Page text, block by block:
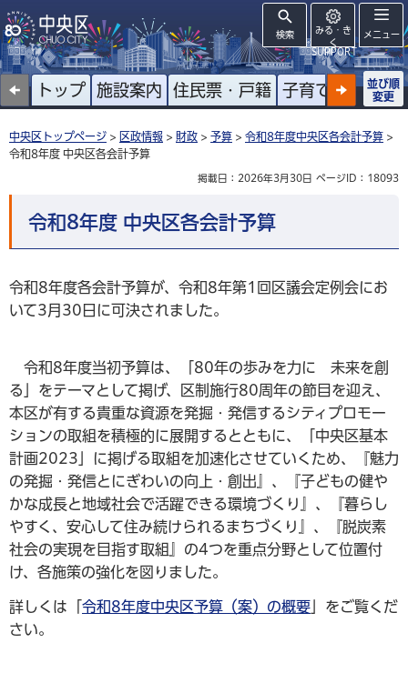
検索
みる・き
く
SUPPORT
メニュー
トップ 施設案内 住民票・戸籍 子育て 高齢者
並び順
変更
中央区トップページ > 区政情報 > 財政 > 予算 > 令和8年度中央区各会計予算 >
令和8年度 中央区各会計予算
掲載日：2026年3月30日 ページID：18093
令和8年度 中央区各会計予算
令和8年度各会計予算が、令和8年第1回区議会定例会にお
いて3月30日に可決されました。
令和8年度当初予算は、「80年の歩みを力に 未来を創
る」をテーマとして掲げ、区制施行80周年の節目を迎え、
本区が有する貴重な資源を発掘・発信するシティプロモー
ションの取組を積極的に展開するとともに、「中央区基本
計画2023」に掲げる取組を加速化させていくため、『魅力
の発掘・発信とにぎわいの向上・創出』、『子どもの健や
かな成長と地域社会で活躍できる環境づくり』、『暮らし
やすく、安心して住み続けられるまちづくり』、『脱炭素
社会の実現を目指す取組』の4つを重点分野として位置付
け、各施策の強化を図りました。
詳しくは「令和8年度中央区予算（案）の概要 」をご覧くだ
さい。